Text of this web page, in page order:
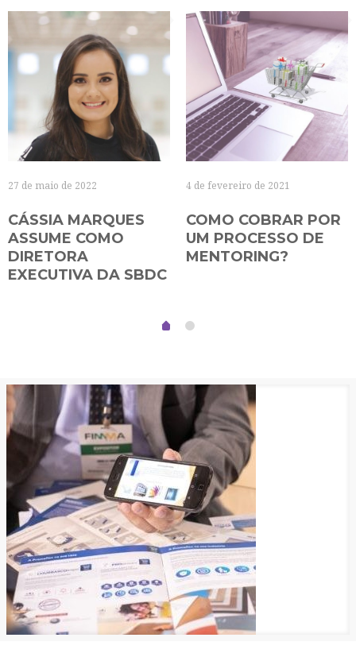
27 de maio de 2022
CÁSSIA MARQUES
ASSUME COMO
DIRETORA
EXECUTIVA DA SBDC
4 de fevereiro de 2021
COMO COBRAR POR
UM PROCESSO DE
MENTORING?